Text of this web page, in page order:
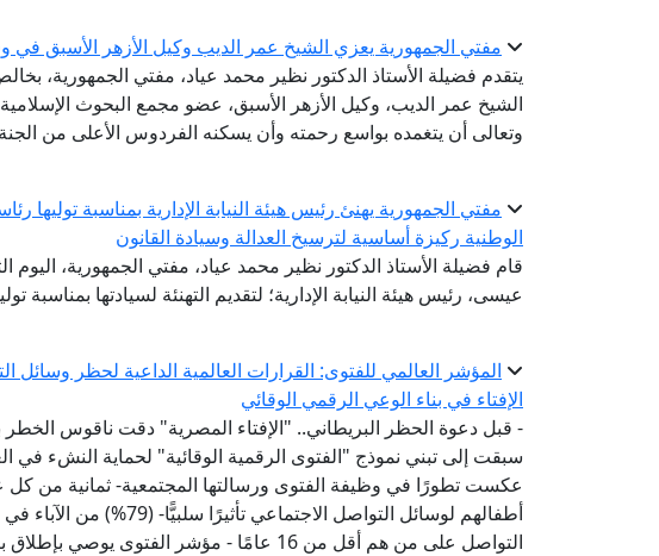
مفتي الجمهورية يعزي الشيخ عمر الديب وكيل الأزهر الأسبق في
يتقدم فضيلة الأستاذ الدكتور نظير محمد عياد، مفتي الجمهورية،
الشيخ عمر الديب، وكيل الأزهر الأسبق، عضو مجمع البحوث
وتعالى أن يتغمده بواسع رحمته وأن يسكنه الفردوس الأعلى من
مفتي الجمهورية يهنئ رئيس هيئة النيابة الإدارية بمناسبة توليها
الوطنية ركيزة أساسية لترسيخ العدالة وسيادة القانون
قام فضيلة الأستاذ الدكتور نظير محمد عياد، مفتي الجمهورية، اليوم
عيسى، رئيس هيئة النيابة الإدارية؛ لتقديم التهنئة لسيادتها بمناسبة
المؤشر العالمي للفتوى: القرارات العالمية الداعية لحظر وسائل
الإفتاء في بناء الوعي الرقمي الوقائي
- قبل دعوة الحظر البريطاني.. "الإفتاء المصرية" دقت ناقوس الخطر
عكست تطورًا في وظيفة الفتوى ورسالتها المجتمعية- ثمانية من كل
أطفالهم لوسائل التواصل
التواصل على من هم أقل من 16 عامًا - مؤشر